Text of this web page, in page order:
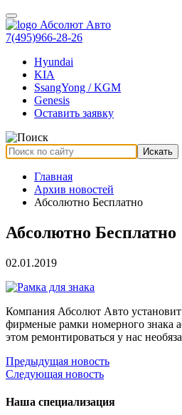
7(495)966-28-26
Hyundai
KIA
SsangYong / KGM
Genesis
Оставить заявку
Искать
Главная
Архив новостей
Абсолютно Бесплатно
Абсолютно Бесплатно
02.01.2019
Компания Абсолют Авто
фирменые рамки номерного знака
этом ремонтироваться у нас
Предыдущая новость
Следующая новость
Наша специализация